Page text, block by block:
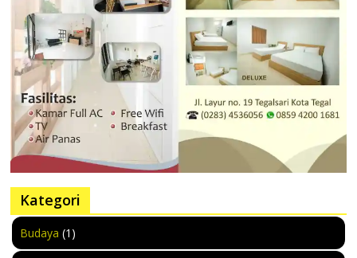
Kategori
Budaya (1)